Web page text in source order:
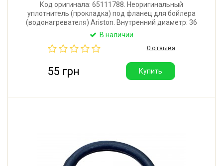
Код оригинала: 65111788. Неоригинальный
уплотнитель (прокладка) под фланец для бойлера
(водонагревателя) Ariston. Внутренний диаметр: 36
мм. Внешний диаметр: 89 мм. Производитель:
В наличии
0 отзыва
55 грн Купить